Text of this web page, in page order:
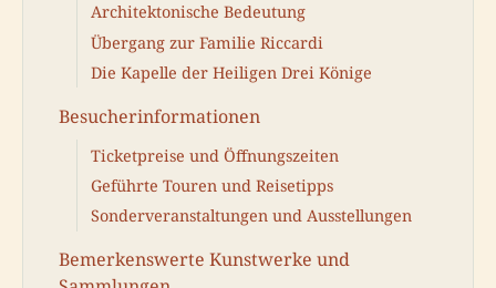
Architektonische Bedeutung
Übergang zur Familie Riccardi
Die Kapelle der Heiligen Drei Könige
Besucherinformationen
Ticketpreise und Öffnungszeiten
Geführte Touren und Reisetipps
Sonderveranstaltungen und Ausstellungen
Bemerkenswerte Kunstwerke und